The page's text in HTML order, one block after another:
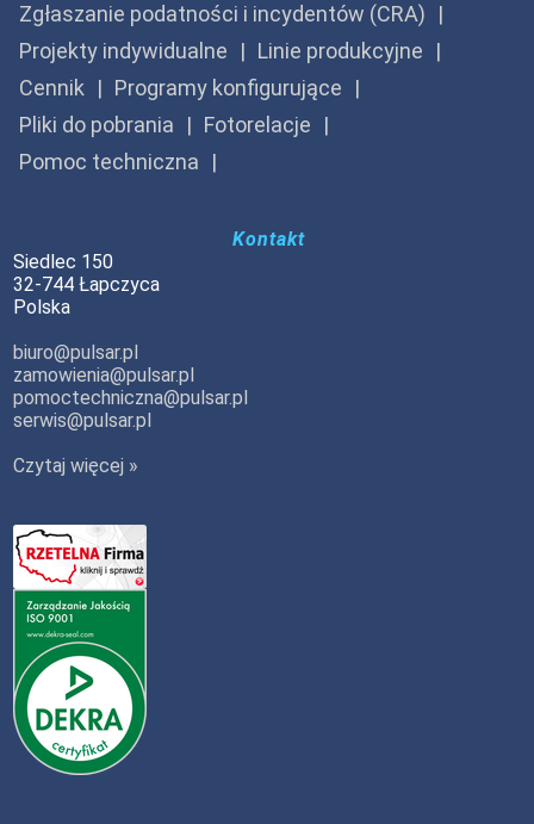
Zgłaszanie podatności i incydentów (CRA)
Projekty indywidualne
Linie produkcyjne
Cennik
Programy konfigurujące
Pliki do pobrania
Fotorelacje
Pomoc techniczna
Kontakt
Siedlec 150
32-744 Łapczyca
Polska
biuro@pulsar.pl
zamowienia@pulsar.pl
pomoctechniczna@pulsar.pl
serwis@pulsar.pl
Czytaj więcej »